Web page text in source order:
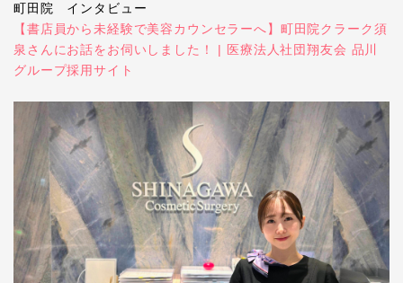
町田院 インタビュー
【書店員から未経験で美容カウンセラーへ】町田院クラーク須
泉さんにお話をお伺いしました！ | 医療法人社団翔友会 品川
グループ採用サイト